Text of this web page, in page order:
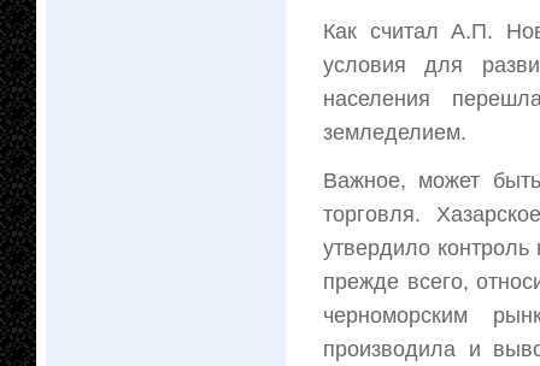
Как считал А.П.
условия для
населения
земледелием.
Важное, может
торговля.
утвердило
прежде всего,
черноморским
производила и